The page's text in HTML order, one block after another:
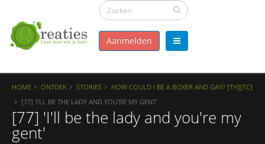
Aanmelden
HOME ONTDEK STORIES
HOW COULD I BE A BOXER AND GAY? [TH][TC]
[77] 'I'LL BE THE LADY AND YOU'RE MY GENT'
[77] 'I'll be the lady and you're my
gent'